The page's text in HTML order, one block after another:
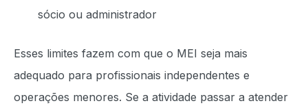
sócio ou administrador
Esses limites fazem com que o MEI seja mais
adequado para profissionais independentes e
operações menores. Se a atividade passar a atender